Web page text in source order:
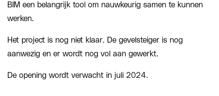
BIM een belangrijk tool om nauwkeurig samen te kunnen
werken.
Het project is nog niet klaar. De gevelsteiger is nog
aanwezig en er wordt nog vol aan gewerkt.
De opening wordt verwacht in juli 2024.